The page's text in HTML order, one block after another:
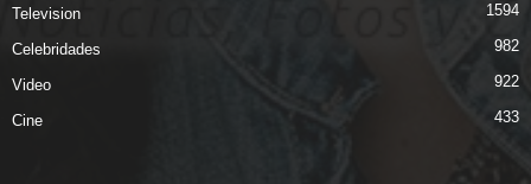
Television 1594
Celebridades 982
Video 922
Cine 433